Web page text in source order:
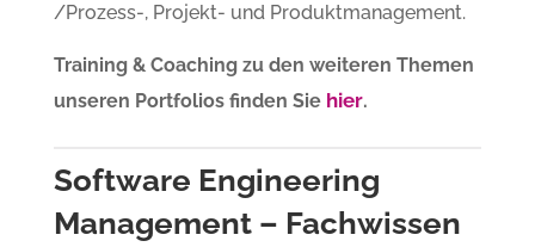
/Prozess-, Projekt- und Produktmanagement.
Training & Coaching zu den weiteren Themen
unseren Portfolios finden Sie hier.
Software Engineering
Management – Fachwissen